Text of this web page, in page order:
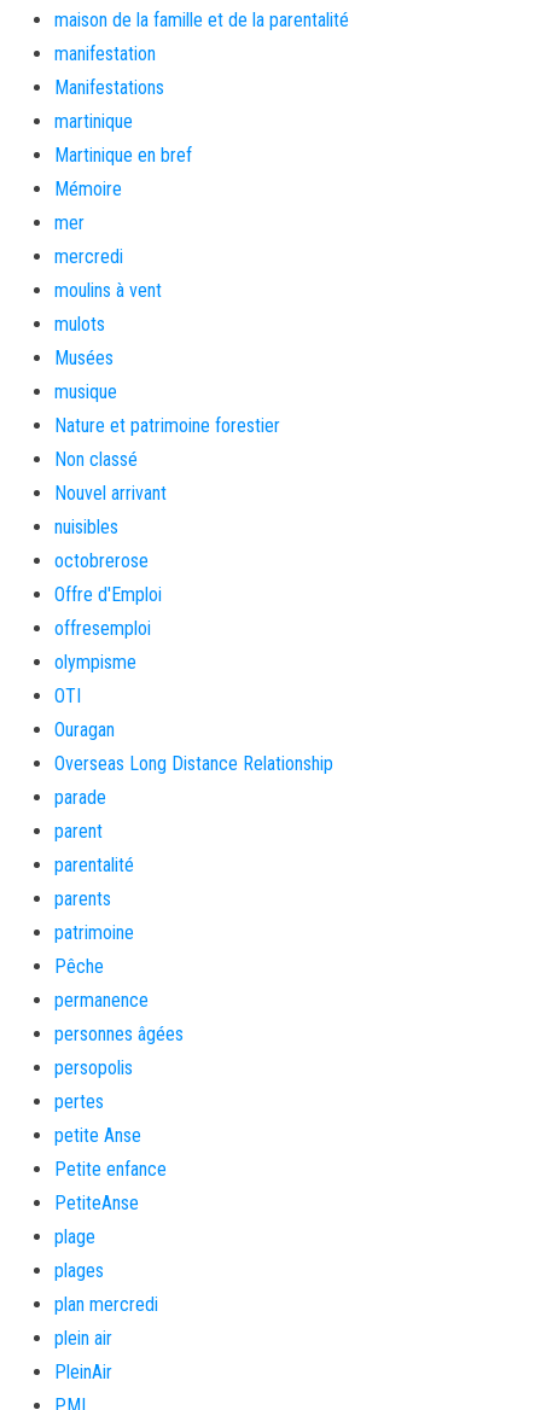
maison de la famille et de la parentalité
manifestation
Manifestations
martinique
Martinique en bref
Mémoire
mer
mercredi
moulins à vent
mulots
Musées
musique
Nature et patrimoine forestier
Non classé
Nouvel arrivant
nuisibles
octobrerose
Offre d'Emploi
offresemploi
olympisme
OTI
Ouragan
Overseas Long Distance Relationship
parade
parent
parentalité
parents
patrimoine
Pêche
permanence
personnes âgées
persopolis
pertes
petite Anse
Petite enfance
PetiteAnse
plage
plages
plan mercredi
plein air
PleinAir